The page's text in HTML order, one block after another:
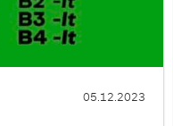
05.12.2023